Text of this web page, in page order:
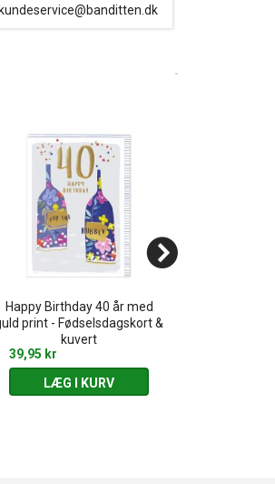
kundeservice@banditten.dk
Happy Birthday 40 år med
print - Fødselsdagskort &
kuvert
39,95 kr
LÆG I KURV